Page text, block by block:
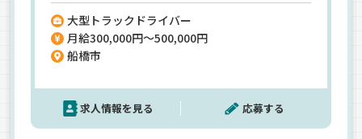
先輩が横乗りでしっかり教えてくれるので、10tデ
ビューの方も大歓迎！無理な運行は一切なし！安
全第一の働きやすい環境で、のびのび自分らしく働
けますよ！
大型トラックドライバー
月給300,000円～500,000円
船橋市
求人情報を見る 応募する